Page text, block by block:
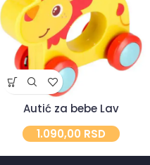
Autić za bebe Lav
1.090,00 RSD